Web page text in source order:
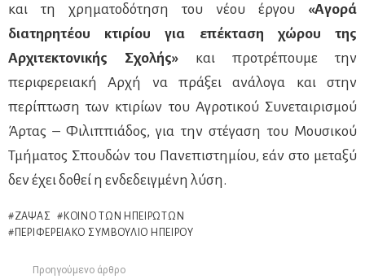
και τη χρηματοδότηση του νέου έργου «Αγορά
διατηρητέου κτιρίου για επέκταση χώρου της
Αρχιτεκτονικής Σχολής» και προτρέπουμε την
περιφερειακή Αρχή να πράξει ανάλογα και στην
περίπτωση των κτιρίων του Αγροτικού Συνεταιρισμού
Άρτας – Φιλιππιάδος, για την στέγαση του Μουσικού
Τμήματος Σπουδών του Πανεπιστημίου, εάν στο μεταξύ
δεν έχει δοθεί η ενδεδειγμένη λύση.
ΖΆΨΑΣ
ΚΟΙΝΌ ΤΩΝ ΗΠΕΙΡΩΤΏΝ
ΠΕΡΙΦΕΡΕΙΑΚΌ ΣΥΜΒΟΎΛΙΟ ΗΠΕΊΡΟΥ
Προηγούμενο άρθρο